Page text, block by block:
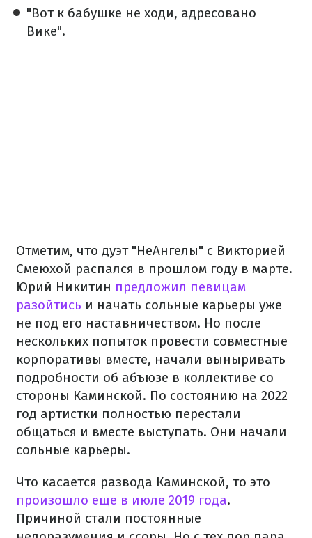
"Вот к бабушке не ходи, адресовано
Вике".
Отметим, что дуэт "НеАнгелы" с Викторией
Смеюхой распался в прошлом году в марте.
Юрий Никитин предложил певицам
разойтись и начать сольные карьеры уже
не под его наставничеством. Но после
нескольких попыток провести совместные
корпоративы вместе, начали выныривать
подробности об абъюзе в коллективе со
стороны Каминской. По состоянию на 2022
год артистки полностью перестали
общаться и вместе выступать. Они начали
сольные карьеры.
Что касается развода Каминской, то это
произошло еще в июле 2019 года.
Причиной стали постоянные